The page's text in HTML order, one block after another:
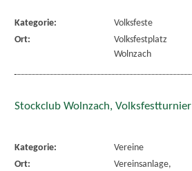
Kategorie:
Volksfeste
Ort:
Volksfestplatz
Wolnzach
Stockclub Wolnzach, Volksfestturnier
Kategorie:
Vereine
Ort:
Vereinsanlage,